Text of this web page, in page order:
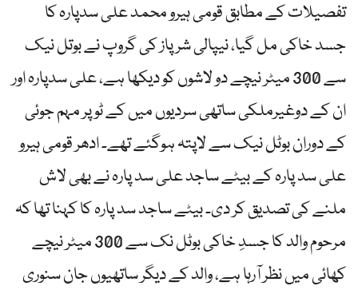
تفصیلات کے مطابق قومی ہیرو محمد علی سدپارہ کا
جسد خاکی مل گیا، نیپالی شرپاز کی گروپ نے بوتل نیک
سے 300 میٹر نیچے دو لاشوں کو دیکھا ہے، علی سدپارہ اور
ان کے دوغیرملکی ساتھی سردیوں میں کے ٹو پر مہم جوئی
کے دوران بوٹل نیک سے لاپتہ ہوگئے تھے۔ ادھر قومی ہیرو
علی سد پارہ کے بیٹے ساجد علی سد پارہ نے بھی لاش
ملنے کی تصدیق کر دی۔ بیٹے ساجد سد پارہ کا کہنا تھا کہ
مرحوم والد کا جسدِ خاکی بوٹل نک سے 300 میٹر نیچے
کھائی میں نظر آرہا ہے، والد کے دیگر ساتھیوں جان سنوری